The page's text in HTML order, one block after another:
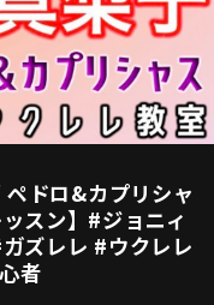
ドロ&カプリシャ
スン】#ジョニィ
ズレレ #ウクレレ
者